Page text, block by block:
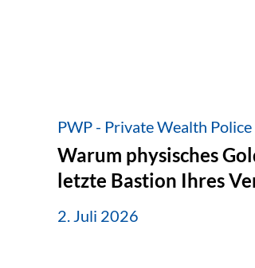
PWP - Private Wealth Police
Warum physisches
letzte Bastion Ihres
2. Juli 2026